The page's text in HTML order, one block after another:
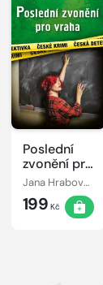
Poslední
zvonění pro
vraha
Jana Hrabovská
199 Kč